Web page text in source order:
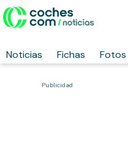
Noticias Fichas Fotos
Publicidad